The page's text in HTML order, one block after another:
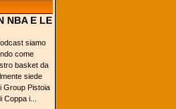
NBA E LE
siamo
come
basket da
siede
Group Pistoia
i...